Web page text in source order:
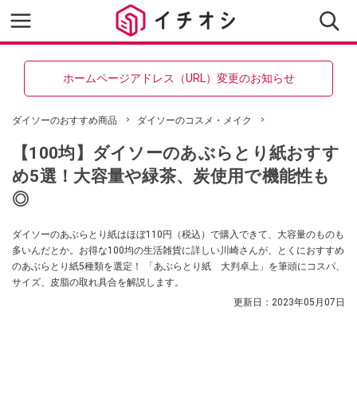
ホームページアドレス（URL）変更のお知らせ
ダイソーのおすすめ商品 ダイソーのコスメ・メイク
【100均】ダイソーのあぶらとり紙おすす
め5選！大容量や緑茶、炭使用で機能性も
◎
ダイソーのあぶらとり紙はほぼ110円（税込）で購入できて、大容量のものも
多いんだとか。お得な100均の生活雑貨に詳しい川崎さんが、とくにおすすめ
のあぶらとり紙5種類を選定！ 「あぶらとり紙 大判卓上」を筆頭にコスパ、
サイズ、皮脂の取れ具合を解説します。
更新日： 2023年05月07日